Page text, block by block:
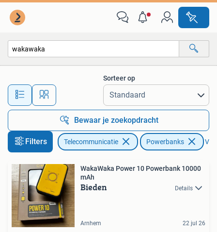
Alle afstanden…
Sorteer op
Bewaar je zoekopdracht
Filters Telecommunicatie Powerbanks
WakaWaka Power 10 Powerbank 10000
mAh
Bieden Details
Arnhem 22 jul 26